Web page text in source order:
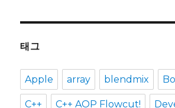
태그
Apple array blendmix
C++ C++ AOP Flowcut!